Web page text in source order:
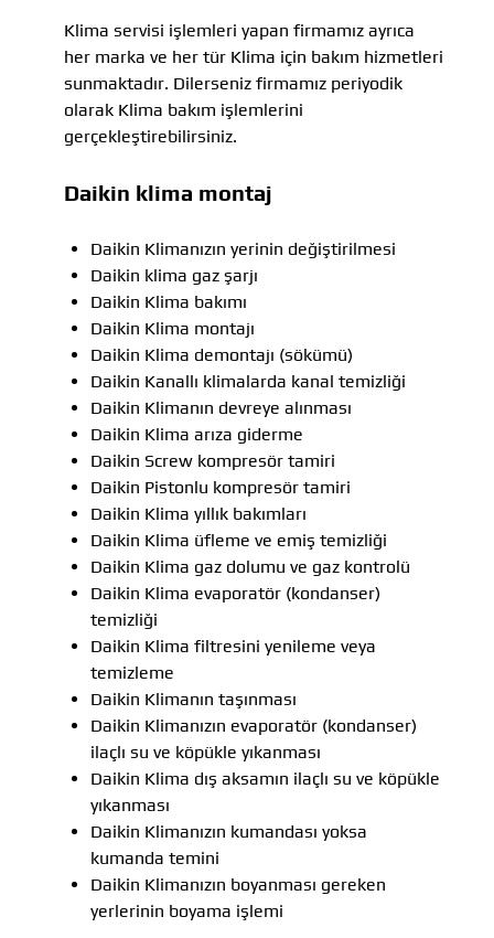
Klima servisi işlemleri yapan firmamız ayrıca
her marka ve her tür Klima için bakım hizmetleri
sunmaktadır. Dilerseniz firmamız periyodik
olarak Klima bakım işlemlerini
gerçekleştirebilirsiniz.
Daikin klima montaj
Daikin Klimanızın yerinin değiştirilmesi
Daikin klima gaz şarjı
Daikin Klima bakımı
Daikin Klima montajı
Daikin Klima demontajı (sökümü)
Daikin Kanallı klimalarda kanal temizliği
Daikin Klimanın devreye alınması
Daikin Klima arıza giderme
Daikin Screw kompresör tamiri
Daikin Pistonlu kompresör tamiri
Daikin Klima yıllık bakımları
Daikin Klima üfleme ve emiş temizliği
Daikin Klima gaz dolumu ve gaz kontrolü
Daikin Klima evaporatör (kondanser)
temizliği
Daikin Klima filtresini yenileme veya
temizleme
Daikin Klimanın taşınması
Daikin Klimanızın evaporatör (kondanser)
ilaçlı su ve köpükle yıkanması
Daikin Klima dış aksamın ilaçlı su ve köpükle
yıkanması
Daikin Klimanızın kumandası yoksa
kumanda temini
Daikin Klimanızın boyanması gereken
yerlerinin boyama işlemi